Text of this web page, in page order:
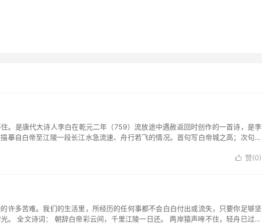
。是唐代大诗人李白在乾元二年（759）流放途中遇赦返回时创作的一首诗，是李
摹自白帝至江陵一段长江水急流速、舟行若飞的情况。首句写白帝城之高；次句写
 赞(0)
许多苦难。我们的生活里，所经历的任何事都不会白白付出或流失，只要你足够坚
。 全文诗词： 朝辞白帝彩云间，千里江陵一日还。 两岸猿声啼不住，轻舟已过万